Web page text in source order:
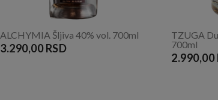
ALCHYMIA Šljiva 40% vol. 700ml
3.290,00 RSD
TZUGA
700ml
2.990,00